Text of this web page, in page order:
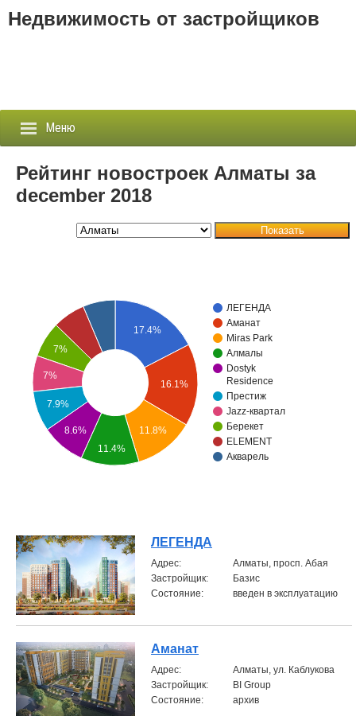
Недвижимость от застройщиков
Меню
Застройщики
Новостройки
Агентства
Объявления
Кабинет
Рейтинг новостроек Алматы за
december 2018
Показать
ЛЕГЕНДА
Аманат
Miras Park
Алмалы
Dostyk
Residence
Престиж
Jazz-квартал
Берекет
ELEMENT
Акварель
17.4%
16.1%
11.8%
7%
7%
7.9%
8.6%
11.4%
ЛЕГЕНДА
Aдрес:
Алматы, просп. Абая
Застройщик:
Базис
Состояние:
введен в эксплуатацию
Аманат
Aдрес:
Алматы, ул. Каблукова
Застройщик:
BI Group
Состояние:
архив